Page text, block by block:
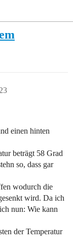
einen hinten
beträgt 58 Grad
so, dass gar
wodurch die
wird. Da ich
nun: Wie kann
der Temperatur